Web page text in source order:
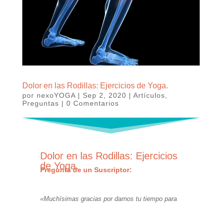
Dolor en las Rodillas: Ejercicios de Yoga.
por nexoYOGA| Sep 2, 2020 | Artículos
Preguntas | 0 Comentarios
Dolor en las Rodillas: Ejercicios
de Yoga.
Pregunta de un Suscriptor:
«Muchísimas gracias por darnos tu tiempo para